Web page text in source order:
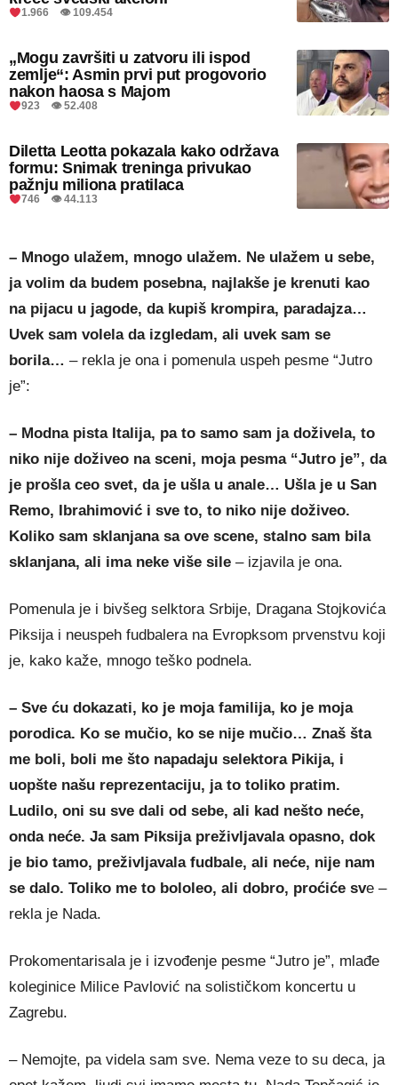
1.966 👁 109.454
„Mogu završiti u zatvoru ili ispod
zemlje“: Asmin prvi put progovorio
nakon haosa s Majom
923 👁 52.408
Diletta Leotta pokazala kako održava
formu: Snimak treninga privukao
pažnju miliona pratilaca
746 👁 44.113
– Mnogo ulažem, mnogo ulažem. Ne ulažem u sebe,
ja volim da budem posebna, najlakše je krenuti kao
na pijacu u jagode, da kupiš krompira, paradajza…
Uvek sam volela da izgledam, ali uvek sam se
borila… – rekla je ona i pomenula uspeh pesme “Jutro
je”:
– Modna pista Italija, pa to samo sam ja doživela, to
niko nije doživeo na sceni, moja pesma “Jutro je”, da
je prošla ceo svet, da je ušla u anale… Ušla je u San
Remo, Ibrahimović i sve to, to niko nije doživeo.
Koliko sam sklanjana sa ove scene, stalno sam bila
sklanjana, ali ima neke više sile – izjavila je ona.
Pomenula je i bivšeg selktora Srbije, Dragana Stojkovića
Piksija i neuspeh fudbalera na Evropksom prvenstvu koji
je, kako kaže, mnogo teško podnela.
– Sve ću dokazati, ko je moja familija, ko je moja
porodica. Ko se mučio, ko se nije mučio… Znaš šta
me boli, boli me što napadaju selektora Pikija, i
uopšte našu reprezentaciju, ja to toliko pratim.
Ludilo, oni su sve dali od sebe, ali kad nešto neće,
onda neće. Ja sam Piksija preživljavala opasno, dok
je bio tamo, preživljavala fudbale, ali neće, nije nam
se dalo. Toliko me to bololeo, ali dobro, proćiće sve –
rekla je Nada.
Prokomentarisala je i izvođenje pesme “Jutro je”, mlađe
koleginice Milice Pavlović na solističkom koncertu u
Zagrebu.
– Nemojte, pa videla sam sve. Nema veze to su deca, ja